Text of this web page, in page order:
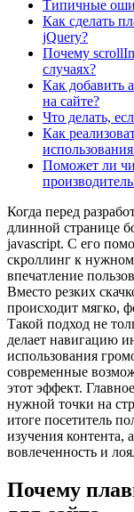
Типичные
Как сделать
jQuery?
Почему
случаях?
Как добавить
на сайте?
Что делать,
Как
Поможет ли
Когда перед
длинной странице
javascript. С его
скроллинг к
впечатление
Вместо резких
происходит мягко,
Такой подход не
делает навигацию
использования
современные
этот эффект.
нужной точки на
итоге посетитель
изучения контента,
вовлеченность и
Почему